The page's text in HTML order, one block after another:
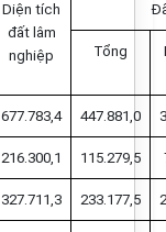
Diện tích
đất lâm
nghiệp
Tổng
677.783,4 447.881,0
216.300,1 115.279,5
327.711,3 233.177,5